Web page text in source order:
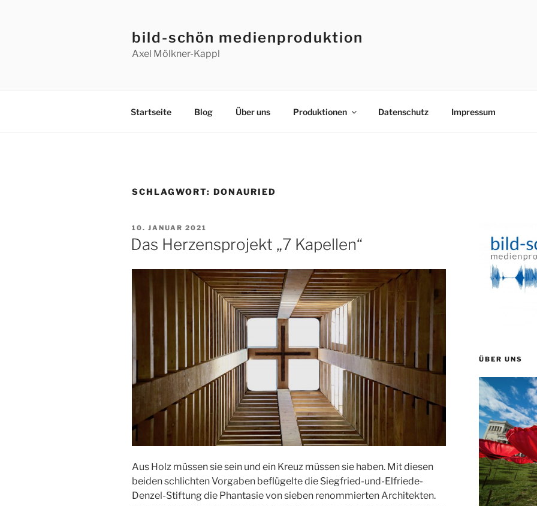
bild-schön medienproduktion
Axel Mölkner-Kappl
Startseite Blog Über uns Produktionen Datenschutz Impressum
SCHLAGWORT: DONAURIED
VERÖFFENTLICHT
AM
10. JANUAR 2021
Das Herzensprojekt „7 Kapellen“
Aus Holz müssen sie sein und ein Kreuz müssen sie haben. Mit diesen
beiden schlichten Vorgaben beflügelte die Siegfried-und-Elfriede-
Denzel-Stiftung die Phantasie von sieben renommierten Architekten.
ÜBER UNS